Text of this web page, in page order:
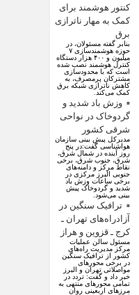
کنتور هوشمند برای
کمک به مهار ناترازی
برق
بنابر گفته مسئولان، در
حوزه هوشمندسازی ۷
میلیون و ۴۰۰ هزار دستگاه
کنترل هوشمند نصب شده
است که با محدودسازی
مشترکان پرمصرف، به
کاهش ناترازی شبکه برق
کمک می‌کند.
وزش باد شدید و
گردوخاک در نواحی
شرقی کشور
مدیرکل پیش بینی سازمان
هواشناسی گفت:در پنج
روز آینده در شمال شرق،
شرق، جنوب شرق، برخی
نقاط مرکز و دامنه‌های
جنوبی البرز مرکزی در
برخی ساعات وزش باد
شدید و گردوخاک پیش
بینی می‌شود.
ترافیک سنگین در
آزادراه‌های تهران ـ
کرج ـ قزوین و هراز
مسئول سالن عملیات
مرکز مدیریت راه‌های
کشور از ترافیک سنگین
در برخی محورهای
مواصلاتی تهران و البرز
خبر داد و گفت: تردد در
تمامی محورهای منتهی به
مرزهای اربعینی روان